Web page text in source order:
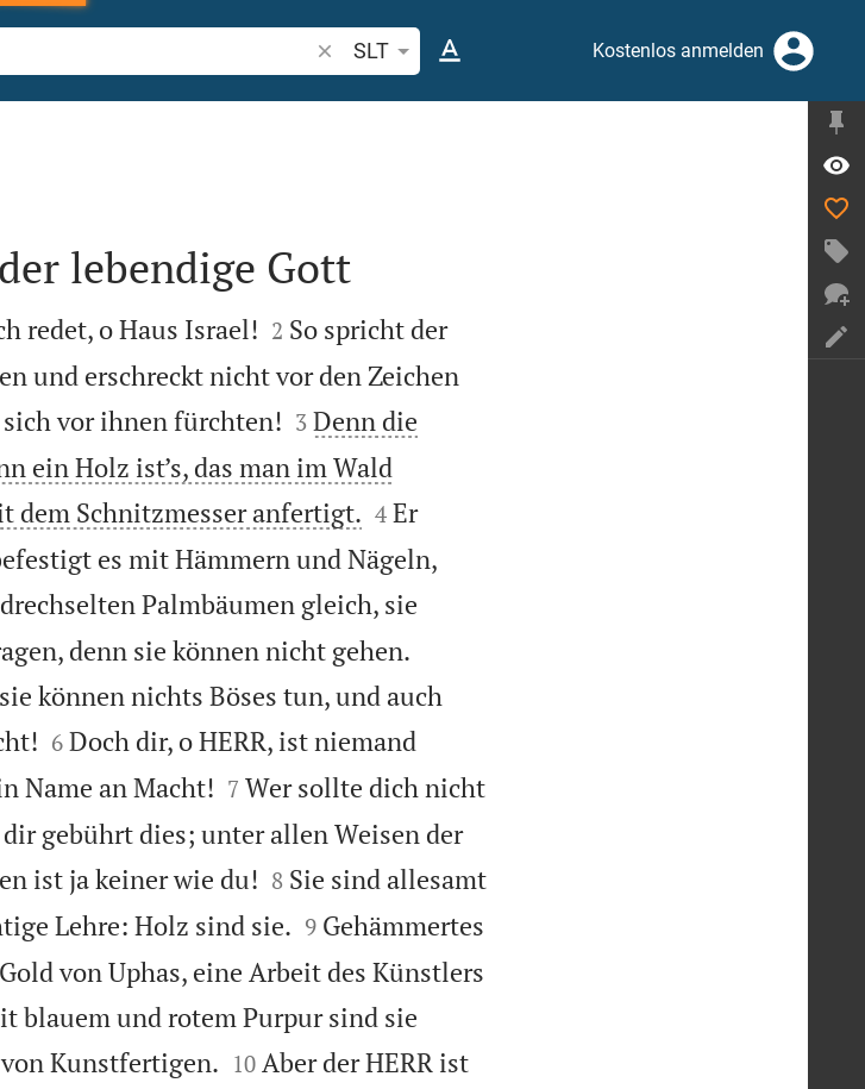
Bibelstelle oder Begriff suchen
SLT Kostenlos anmelden
lebendige Gott
redet, o Haus Israel!
2 So spricht der
und erschreckt nicht vor den Zeichen
vor ihnen fürchten!
3 Denn die
ein Holz ist’s, das man im Wald
dem Schnitzmesser anfertigt.
4 Er
es mit Hämmern und Nägeln,
Palmbäumen gleich, sie
denn sie können nicht gehen.
können nichts Böses tun, und auch

6 Doch dir, o HERR, ist niemand
Name an Macht!
7 Wer sollte dich nicht
gebührt dies; unter allen Weisen der
ist ja keiner wie du!
8 Sie sind allesamt
Lehre: Holz sind sie.
9 Gehämmertes
von Uphas, eine Arbeit des Künstlers
blauem und rotem Purpur sind sie
Kunstfertigen.
10 Aber der HERR ist